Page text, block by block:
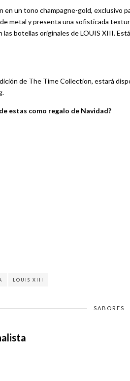
en un tono champagne-gold, exclusivo
metal y presenta una sofisticada
botellas originales de LOUIS XIII.
de The Time Collection, estará
estas como regalo de Navidad?
LOUIS XIII
SABORES